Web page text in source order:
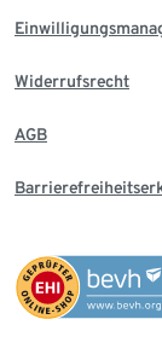
Widerrufsrecht
AGB